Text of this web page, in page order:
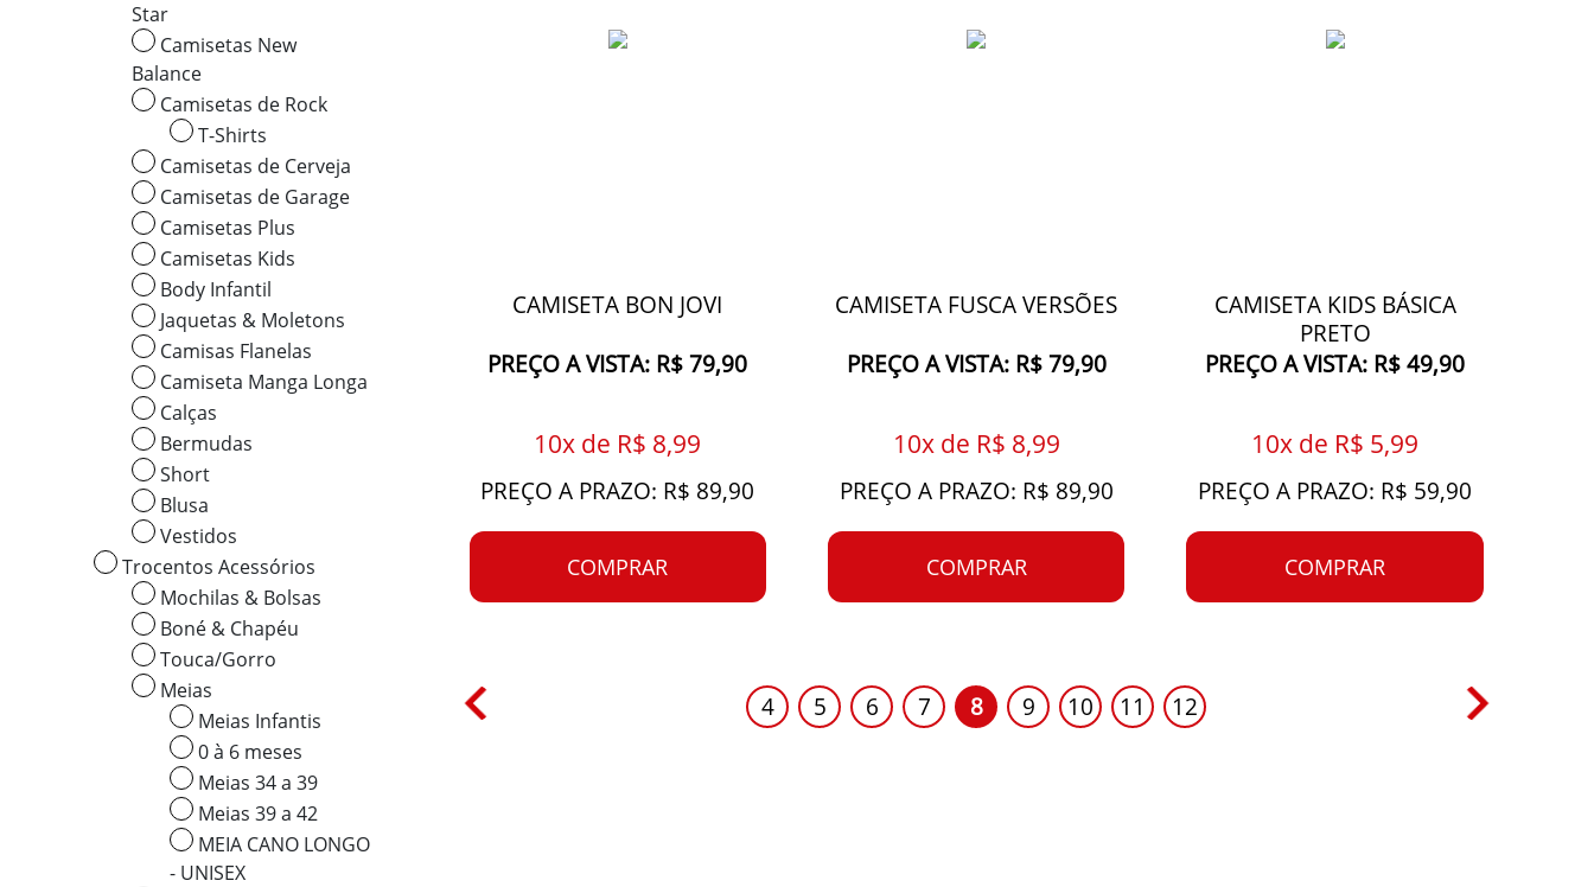
Star
Camisetas New
Balance
Camisetas de Rock
T-Shirts
Camisetas de Cerveja
Camisetas de Garage
Camisetas Plus
Camisetas Kids
Body Infantil
Jaquetas & Moletons
Camisas Flanelas
Camiseta Manga Longa
Calças
Bermudas
Short
Blusa
Vestidos
Trocentos Acessórios
Mochilas & Bolsas
Boné & Chapéu
Touca/Gorro
Meias
Meias Infantis
0 à 6 meses
Meias 34 a 39
Meias 39 a 42
MEIA CANO LONGO
- UNISEX
CAMISETA BON JOVI
PREÇO A VISTA: R$ 79,90
10x de R$ 8,99
PREÇO A PRAZO: R$ 89,90
COMPRAR
CAMISETA FUSCA VERSÕES
PREÇO A VISTA: R$ 79,90
10x de R$ 8,99
PREÇO A PRAZO: R$ 89,90
COMPRAR
CAMISETA KIDS BÁSICA
PRETO
PREÇO A VISTA: R$ 49,90
10x de R$ 5,99
PREÇO A PRAZO: R$ 59,90
COMPRAR
4 5 6 7 8 9 10 11 12